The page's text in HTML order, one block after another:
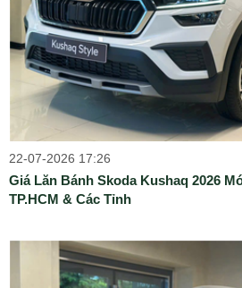
22-07-2026 17:26
Giá Lăn Bánh Skoda Kushaq 2026
TP.HCM & Các Tỉnh